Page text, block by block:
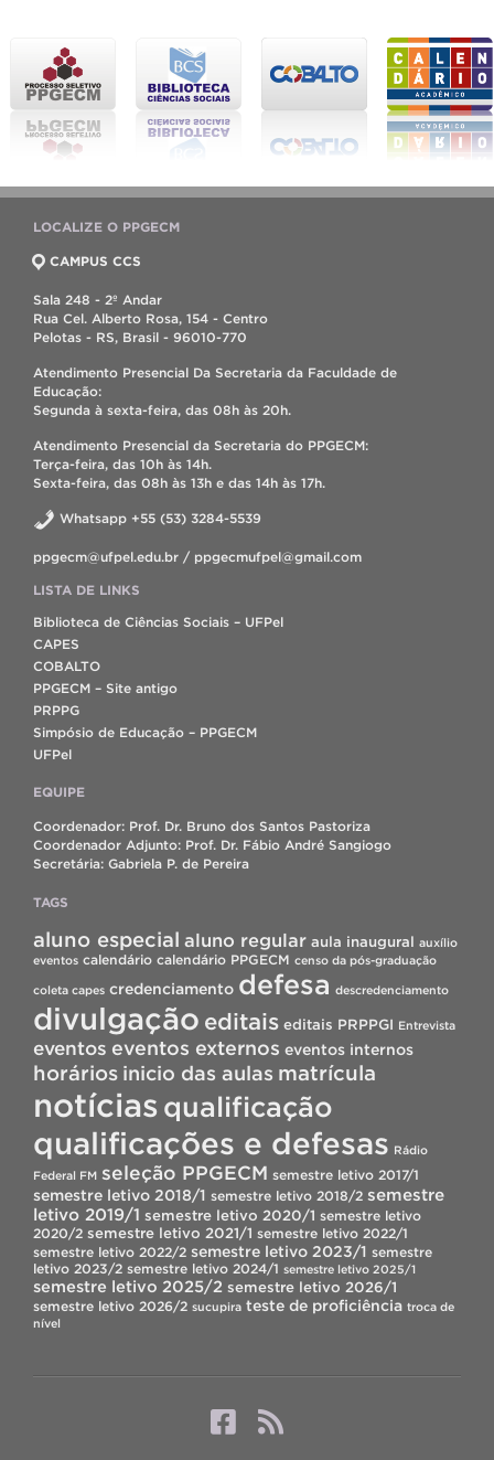
LOCALIZE O PPGECM
CAMPUS CCS
Sala 248 - 2º Andar
Rua Cel. Alberto Rosa, 154 - Centro
Pelotas - RS, Brasil - 96010-770
Atendimento Presencial Da Secretaria da Faculdade de
Educação:
Segunda à sexta-feira, das 08h às 20h.
Atendimento Presencial da Secretaria do PPGECM:
Terça-feira, das 10h às 14h.
Sexta-feira, das 08h às 13h e das 14h às 17h.
Whatsapp +55 (53) 3284-5539
ppgecm@ufpel.edu.br / ppgecmufpel@gmail.com
LISTA DE LINKS
Biblioteca de Ciências Sociais – UFPel
CAPES
COBALTO
PPGECM – Site antigo
PRPPG
Simpósio de Educação – PPGECM
UFPel
EQUIPE
Coordenador: Prof. Dr. Bruno dos Santos Pastoriza
Coordenador Adjunto: Prof. Dr. Fábio André Sangiogo
Secretária: Gabriela P. de Pereira
TAGS
aluno especial aluno regular aula inaugural auxílio
eventos calendário calendário PPGECM censo da pós-graduação
coleta capes credenciamento defesa descredenciamento
divulgação editais editais PRPPGI Entrevista
eventos eventos externos eventos internos
horários inicio das aulas matrícula
notícias qualificação
qualificações e defesas Rádio
Federal FM seleção PPGECM semestre letivo 2017/1
semestre letivo 2018/1 semestre letivo 2018/2 semestre
letivo 2019/1 semestre letivo 2020/1 semestre letivo
2020/2 semestre letivo 2021/1 semestre letivo 2022/1
semestre letivo 2022/2 semestre letivo 2023/1 semestre
letivo 2023/2 semestre letivo 2024/1 semestre letivo 2025/1
semestre letivo 2025/2 semestre letivo 2026/1
semestre letivo 2026/2 sucupira teste de proficiência troca de
nível